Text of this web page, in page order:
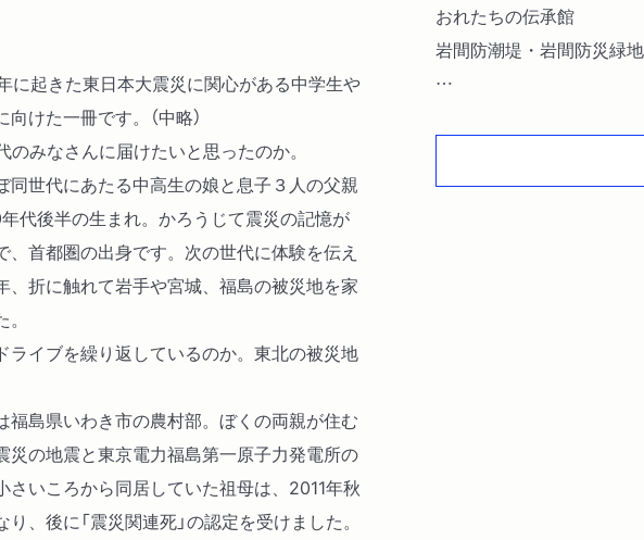
に起きた東日本大震災に関心がある中学生や
けた一冊です。（中略）
みなさんに届けたいと思ったのか。
世代にあたる中高生の娘と息子３人の父親
代後半の生まれ。かろうじて震災の記憶が
、首都圏の出身です。次の世代に体験を伝え
、折に触れて岩手や宮城、福島の被災地を家
イブを繰り返しているのか。東北の被災地
島県いわき市の農村部。ぼくの両親が住む
災の地震と東京電力福島第一原子力発電所の
さいころから同居していた祖母は、2011年秋
、後に「震災関連死」の認定を受けました。
おれたちの伝承館
岩間防潮堤・岩間防災緑地
◆宮城編